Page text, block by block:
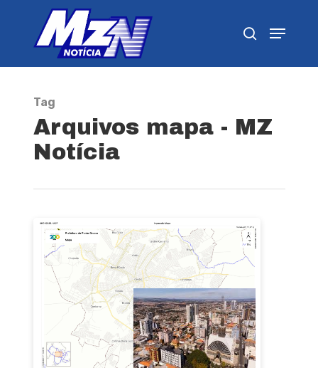
Tag
Arquivos mapa - MZ
Notícia